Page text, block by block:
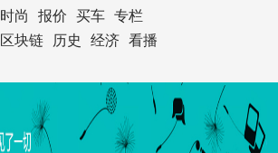
时尚 报价 买车
专栏
区块链 历史 经济 看播